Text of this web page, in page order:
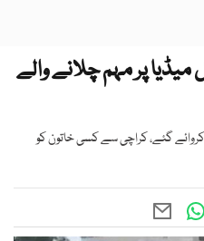
پر مہم چلانے والے
138 اکاؤنٹس بلاک کروائے گئے، کراچی سے کسی خاتون کو